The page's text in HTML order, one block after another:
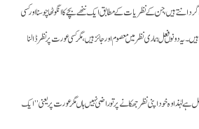
جن کے نظریات کے مطابق ایک ننھے بچے کا انگوٹھا چوسنا اور کسی
یہ دونوں فعل ہماری نظرمیں معصوم اورجائز ہیں، مگر کسی عورت پر نظر ڈالنا
لہٰذا وہ خود اپنی نظر جھکانے پرتوراضی نہیں ہاں مگرعورت پر یعنی ’’ایک